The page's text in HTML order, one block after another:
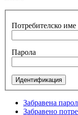
Потребителско име
Парола
Забравена
Забравено